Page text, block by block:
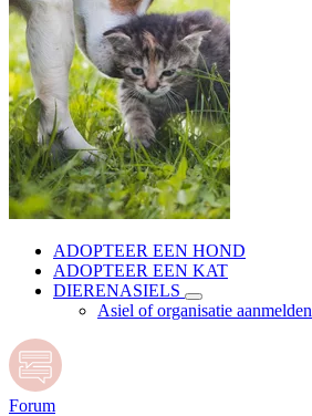
ADOPTEER EEN HOND
ADOPTEER EEN KAT
DIERENASIELS
Asiel of organisatie aanmelden
Forum